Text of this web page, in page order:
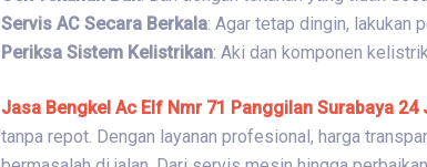
Servis AC Secara Berkala: Agar tetap dingin, lakukan
Periksa Sistem Kelistrikan: Aki dan komponen
Jasa Bengkel Ac Elf Nmr 71 Panggilan Surabaya 24
tanpa repot. Dengan layanan profesional, harga